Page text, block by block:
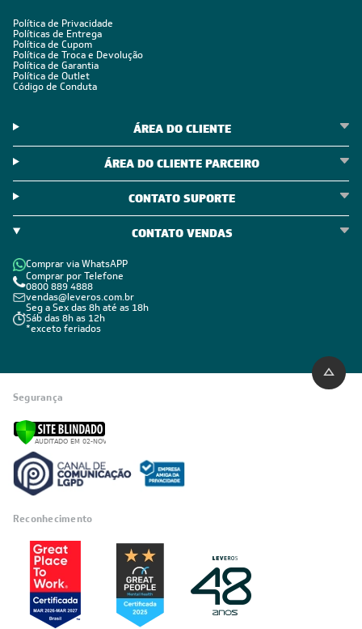
Política de Privacidade
Políticas de Entrega
Política de Cupom
Política de Troca e Devolução
Política de Garantia
Política de Outlet
Código de Conduta
ÁREA DO CLIENTE
ÁREA DO CLIENTE PARCEIRO
CONTATO SUPORTE
CONTATO VENDAS
Comprar via WhatsAPP
Comprar por Telefone
0800 889 4888
vendas@leveros.com.br
Seg a Sex das 8h até as 18h
Sáb das 8h as 12h
*exceto feriados
Segurança
Reconhecimento